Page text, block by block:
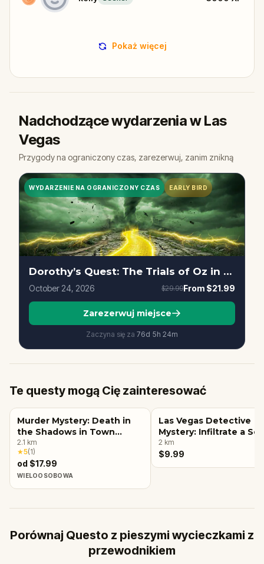
Pokaż więcej
Nadchodzące wydarzenia w Las
Vegas
Przygody na ograniczony czas, zarezerwuj, zanim znikną
WYDARZENIE NA OGRANICZONY CZAS EARLY BIRD
Dorothy’s Quest: The Trials of Oz in Las Vegas
October 24, 2026 $29.99From $21.99
Zarezerwuj miejsce
Zaczyna się za 76d 5h 24m
Te questy mogą Cię zainteresować
Murder Mystery: Death in
the Shadows in Town
Square, Las Vegas
2.1 km
★5(1)
od $17.99
WIELOOSOBOWA
Las Vegas Detective
Mystery: Infiltrate a
Society!
2 km
$9.99
Porównaj Questo z pieszymi wycieczkami z
przewodnikiem